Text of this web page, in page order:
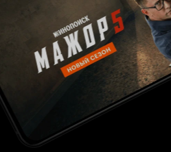
жизни. А герои поменялись
реальности. Крутая идея
сняли ремейк. Эту бы историю в
режиссуре и иными актерами.
нибудь что-то похожее снимут.
слабенький и сырой фильм
Трэммелл играет в кино и
очень давно, но в актерской
везло. Лучшие роли уходили
доставались лишь проходные роли